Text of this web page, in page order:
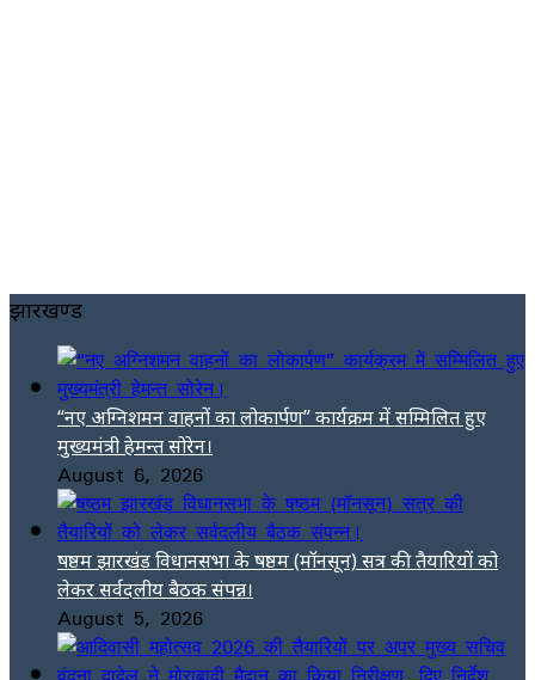
झारखण्ड
“नए अग्निशमन वाहनों का लोकार्पण” कार्यक्रम में सम्मिलित हुए
मुख्यमंत्री हेमन्त सोरेन।
August 6, 2026
षष्ठम झारखंड विधानसभा के षष्ठम (मॉनसून) सत्र की तैयारियों को
लेकर सर्वदलीय बैठक संपन्न।
August 5, 2026